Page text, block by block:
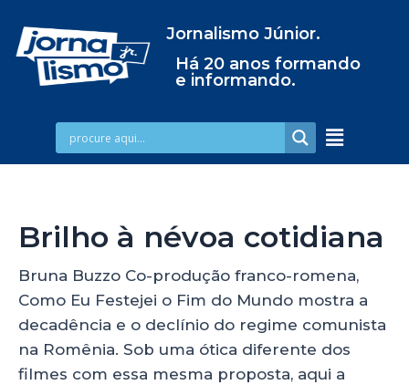
Jornalismo Júnior.
Há 20 anos formando
e informando.
Brilho à névoa cotidiana
Bruna Buzzo Co-produção franco-romena,
Como Eu Festejei o Fim do Mundo mostra a
decadência e o declínio do regime comunista
na Romênia. Sob uma ótica diferente dos
filmes com essa mesma proposta, aqui a